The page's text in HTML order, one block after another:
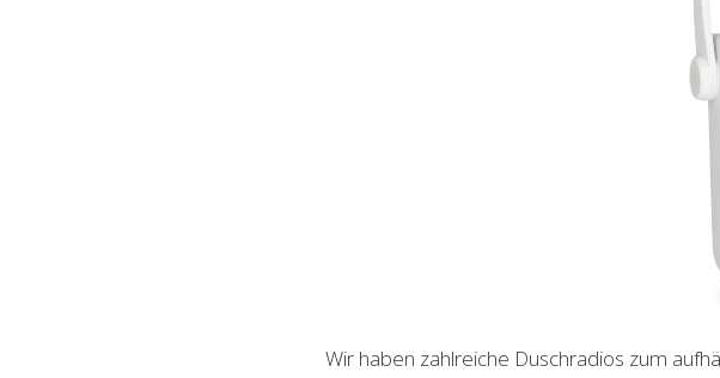
Wir haben zahlreiche Duschradios zum